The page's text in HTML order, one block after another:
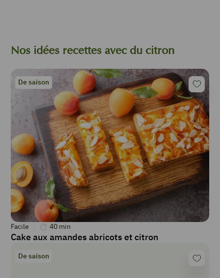
Nos idées recettes avec du citron
De saison
Facile 40 min
Cake aux amandes abricots et citron
De saison